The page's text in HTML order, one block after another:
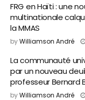
FRG en Haïti : une
multinationale
la MMAS
byWilliamson André
La communauté
par un nouveau
professeur Bernard
byWilliamson André